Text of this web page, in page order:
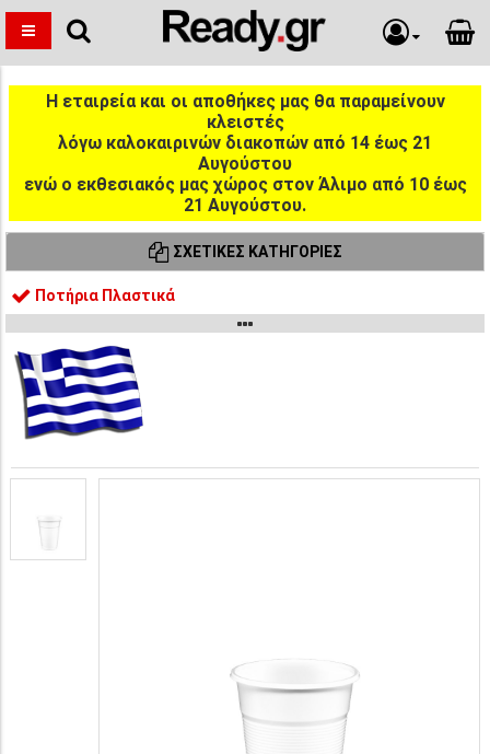
Η εταιρεία και οι αποθήκες μας θα παραμείνουν
κλειστές
λόγω καλοκαιρινών διακοπών από 14 έως 21
Αυγούστου
ενώ ο εκθεσιακός μας χώρος στον Άλιμο από 10 έως
21 Αυγούστου.
ΣΧΕΤΙΚΈΣ ΚΑΤΗΓΟΡΊΕΣ
Ποτήρια Πλαστικά